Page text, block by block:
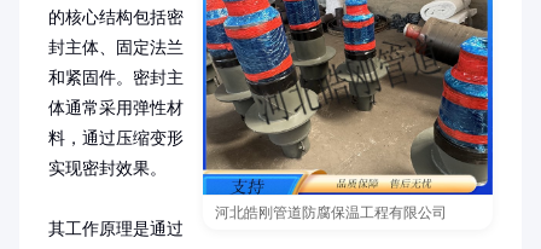
河北皓刚管道防腐保温工程有限公司
的核心结构包括密
封主体、固定法兰
和紧固件。密封主
体通常采用弹性材
料，通过压缩变形
实现密封效果。
其工作原理是通过